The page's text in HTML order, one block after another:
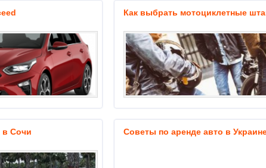
Как выбрать мотоциклетные
в Сочи Советы по аренде авто в